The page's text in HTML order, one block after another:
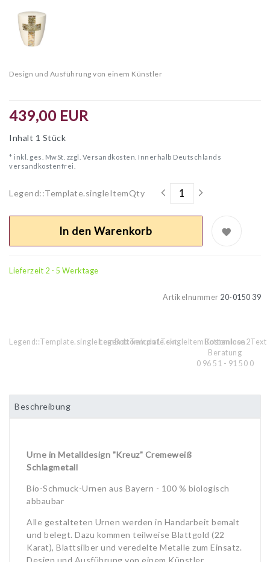
Design und Ausführung von einem Künstler
439,00 EUR
Inhalt 1 Stück
* inkl. ges. MwSt. zzgl. Versandkosten. Innerhalb Deutschlands
versandkostenfrei.
Legend::Template.singleItemQty
In den Warenkorb
Lieferzeit 2 - 5 Werktage
Artikelnummer 20-0150 39
Legend::Template.singleItemBottomIcon1TextLegend::Template.singleItemBottomIcon2Text
Kostenlose
Beratung
0 96 51 - 91 50 0
Beschreibung
Urne in Metalldesign "Kreuz" Cremeweiß
Schlagmetall
Bio-Schmuck-Urnen aus Bayern - 100 % biologisch
abbaubar
Alle gestalteten Urnen werden in Handarbeit bemalt
und belegt. Dazu kommen teilweise Blattgold (22
Karat), Blattsilber und veredelte Metalle zum Einsatz.
Design und Ausführung von einem Künstler.